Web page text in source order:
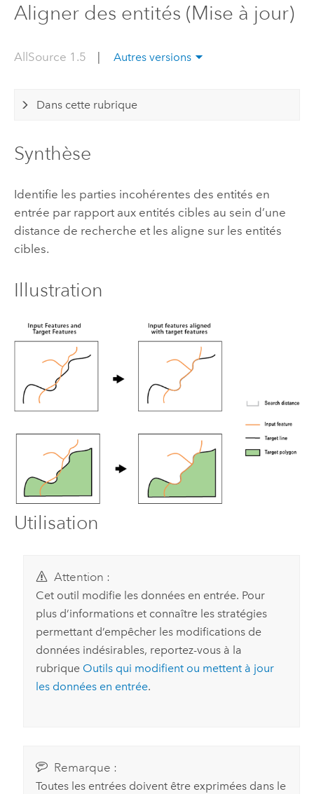
Aligner des entités (Mise à jour)
AllSource 1.5 Autres versions
Dans cette rubrique
Synthèse
Identifie les parties incohérentes des entités en
entrée par rapport aux entités cibles au sein d’une
distance de recherche et les aligne sur les entités
cibles.
Illustration
Utilisation
Attention :
Cet outil modifie les données en entrée. Pour
plus d’informations et connaître les stratégies
permettant d’empêcher les modifications de
données indésirables, reportez-vous à la
rubrique Outils qui modifient ou mettent à jour
les données en entrée.
Remarque :
Toutes les entrées doivent être exprimées dans le